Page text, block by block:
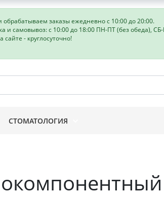
заказы ежедневно с 10:00 до 20:00.
и самовывоз: с 10:00 до 18:00 ПН-ПТ (без обеда),
сайте - круглосуточно!
СТОМАТОЛОГИЯ